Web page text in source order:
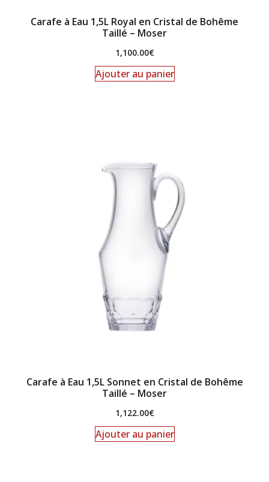
Carafe à Eau 1,5L Royal en Cristal de Bohême
Taillé – Moser
1,100.00€
Ajouter au panier
Carafe à Eau 1,5L Sonnet en Cristal de Bohême
Taillé – Moser
1,122.00€
Ajouter au panier